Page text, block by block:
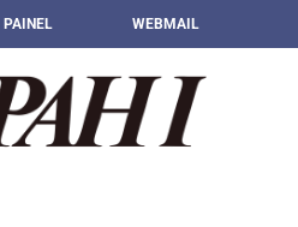
PAINEL WEBMAIL